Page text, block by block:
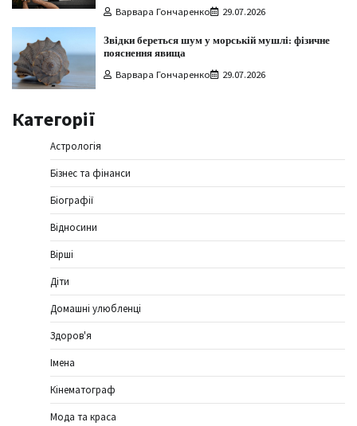
Варвара Гончаренко 29.07.2026
Звідки береться шум у морській мушлі: фізичне
пояснення явища
Варвара Гончаренко 29.07.2026
Категорії
Астрологія
Бізнес та фінанси
Біографії
Відносини
Вірші
Діти
Домашні улюбленці
Здоров'я
Імена
Кінематограф
Мода та краса